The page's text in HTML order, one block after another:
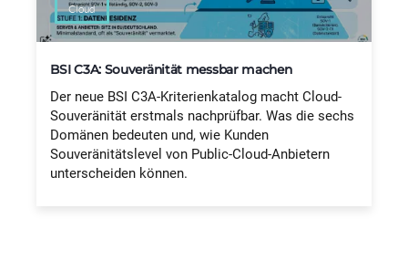
Cloud
BSI C3A: Souveränität messbar machen
Der neue BSI C3A-Kriterienkatalog macht Cloud-
Souveränität erstmals nachprüfbar. Was die sechs
Domänen bedeuten und, wie Kunden
Souveränitätslevel von Public-Cloud-Anbietern
unterscheiden können.